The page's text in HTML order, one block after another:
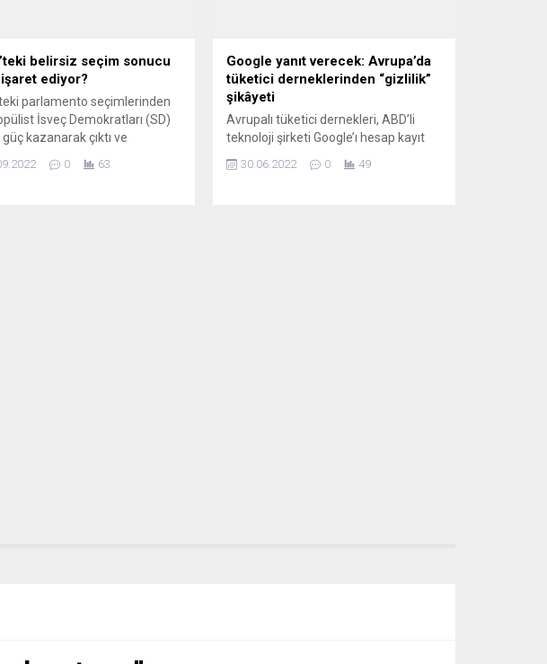
belirsiz seçim sonucu
ediyor?
parlamento seçimlerinden
İsveç Demokratları (SD)
kazanarak çıktı ve
ikinci büyük parti oldu.
0 63
Google yanıt verecek: Avrupa’da
tüketici derneklerinden “gizlilik”
şikâyeti
Avrupalı tüketici dernekleri, ABD’li
teknoloji şirketi Google’ı hesap kayıt
kullanması nedeniyle veri koruma
30.06.2022 0 49